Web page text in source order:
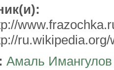
ru.wikipedia.org/
Амаль Имангулов